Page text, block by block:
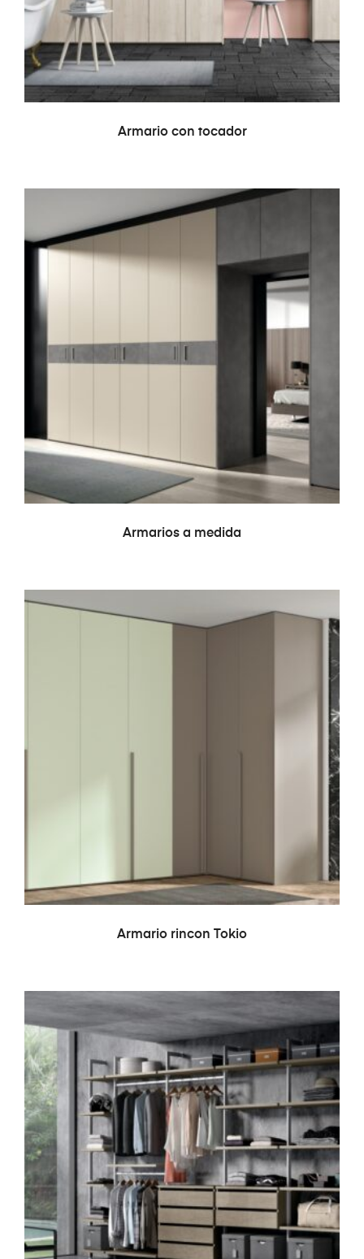
LEER MÁS
Armario con tocador
LEER MÁS
Armarios a medida
LEER MÁS
Armario rincon Tokio